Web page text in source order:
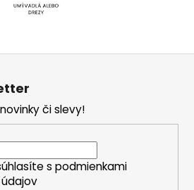
či slevy!
s podmienkami